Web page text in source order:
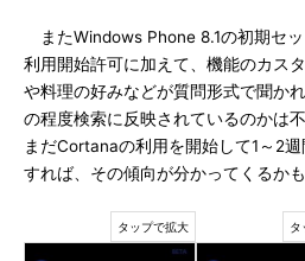
またWindows Phone 8.1の初期セ
利用開始許可に加えて、機能のカス
や料理の好みなどが質問形式で聞か
の程度検索に反映されているのかは
まだCortanaの利用を開始して1～2
すれば、その傾向が分かってくるかも